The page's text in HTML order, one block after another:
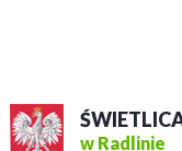
w Radlinie